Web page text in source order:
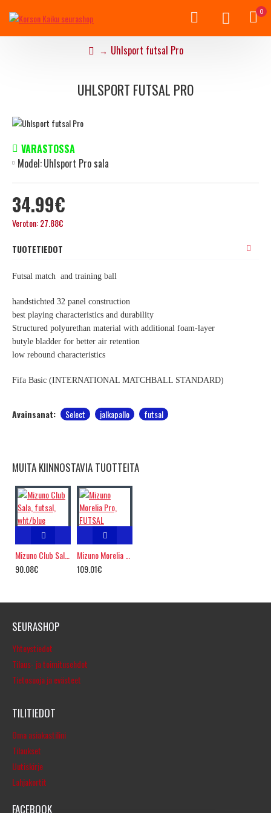
0
Uhlsport futsal Pro
UHLSPORT FUTSAL PRO
34.99€
Veroton: 27.88€
VARASTOSSA
Model:Uhlsport Pro sala
TUOTETIEDOT
Futsal match and training ball
handstichted 32 panel construction
best playing characteristics and durability
Structured polyurethan material with additional foam-layer
butyle bladder for better air retention
low rebound characteristics
Fifa Basic (INTERNATIONAL MATCHBALL STANDARD)
Avainsanat: Select jalkapallo futsal
MUITA KIINNOSTAVIA TUOTTEITA
90.08€
109.01€
SEURASHOP
Yhteystiedot
Tilaus- ja toimitusehdot
Tietosuoja ja evästeet
TILITIEDOT
Oma asiakastilini
Tilaukset
Uutiskirje
Lahjakortit
FACEBOOK